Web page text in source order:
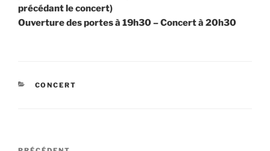
précédant le concert)
Ouverture des portes à 19h30 – Concert à 20h30
CATÉGORIES
CONCERT
Navigation